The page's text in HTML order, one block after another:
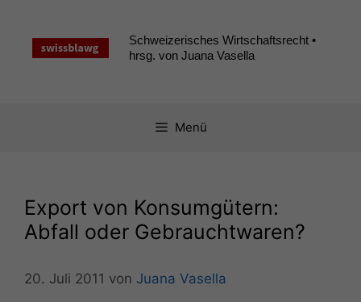
springen
Schweizerisches Wirtschaftsrecht •
hrsg. von Juana Vasella
Menü
Export von Konsumgütern:
Abfall oder Gebrauchtwaren?
20. Juli 2011 von Juana Vasella